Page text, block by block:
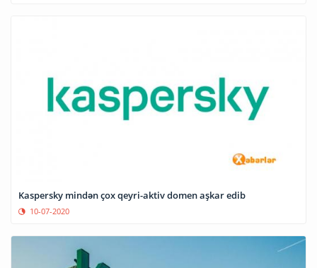
Kaspersky mindən çox qeyri-aktiv domen aşkar edib
10-07-2020